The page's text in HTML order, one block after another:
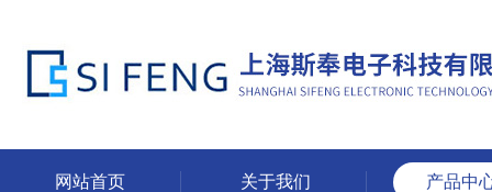
网站首页 关于我们 产品中